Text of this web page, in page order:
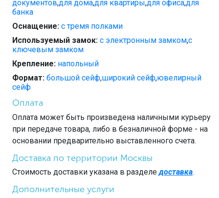
документов,для дома,для квартиры,для офиса,для
банка
Оснащение: с тремя полками
Используемый замок: с электронным замком,с
ключевым замком
Крепление: напольный
Формат: большой сейф,широкий сейф,ювелирный
сейф
Оплата
Оплата может быть произведена наличными курьеру
при передаче товара, либо в безналичной форме - на
основании предварительно выставленного счета.
Доставка по территории Москвы
Стоимость доставки указана в разделедоставка.
Дополнительные услуги